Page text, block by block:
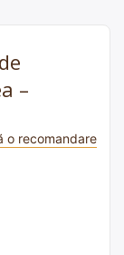
–
o recomandare